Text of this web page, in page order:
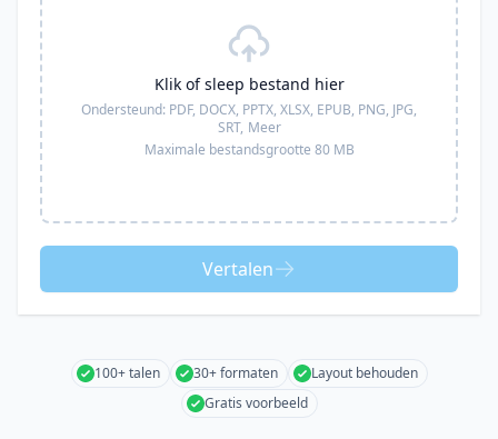
Klik of sleep bestand hier
Ondersteund: PDF, DOCX, PPTX, XLSX, EPUB, PNG, JPG,
SRT, Meer
Maximale bestandsgrootte 80 MB
Vertalen
100+ talen 30+ formaten
Layout behouden
Gratis voorbeeld